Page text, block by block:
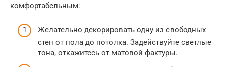
комфортабельным:
Желательно декорировать одну из свободных
стен от пола до потолка. Задействуйте светлые
тона, откажитесь от матовой фактуры.